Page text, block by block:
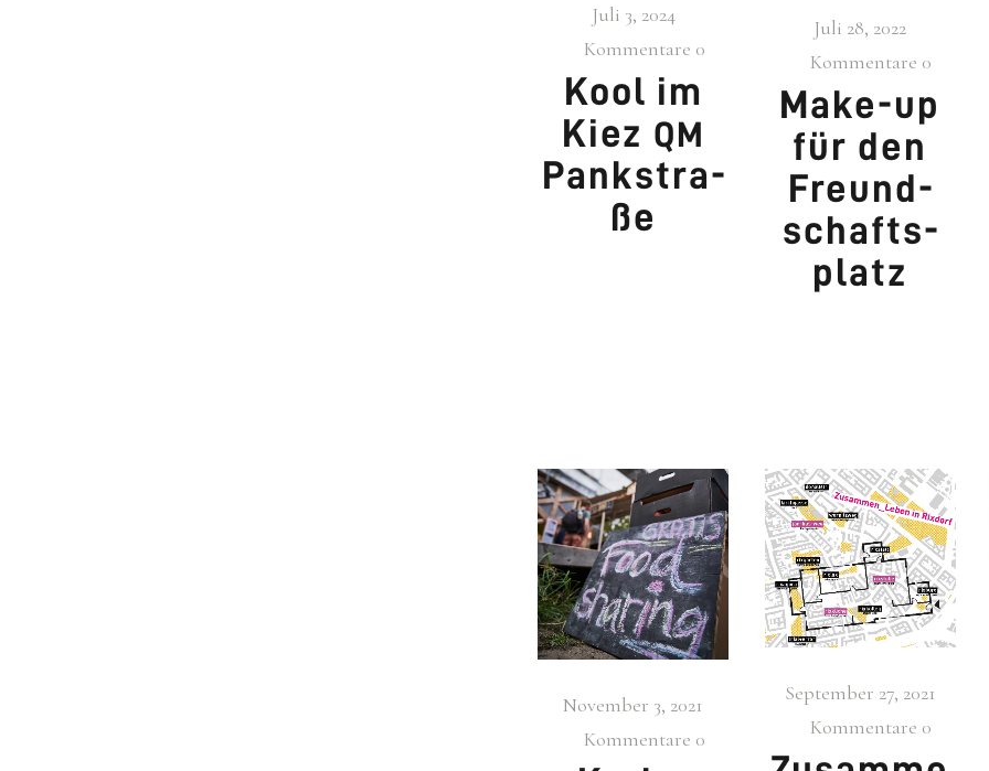
Juli 3, 2024
Kommentare 0
Kool im
Kiez QM
Pankstra­
ße
Juli 28, 2022
Kommentare 0
Make-up
für den
Freund­
schafts­
platz
November 3, 2021
Kommentare 0
September 27, 2021
Kommentare 0